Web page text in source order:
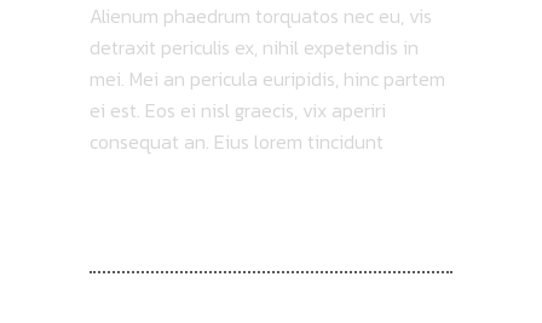
Alienum phaedrum torquatos nec eu, vis
detraxit periculis ex, nihil expetendis in
mei. Mei an pericula euripidis, hinc partem
ei est. Eos ei nisl graecis, vix aperiri
consequat an. Eius lorem tincidunt